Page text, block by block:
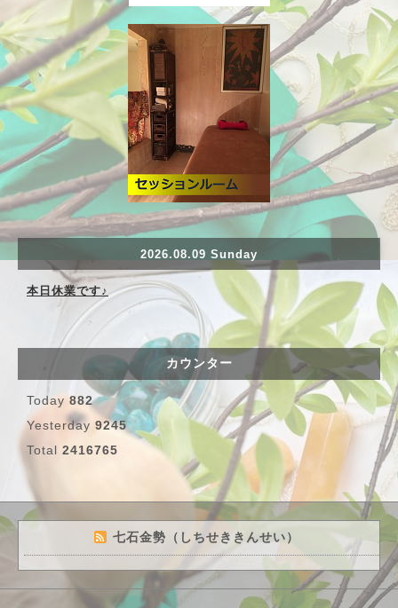
2026.08.09 Sunday
本日休業です♪
カウンター
Today 882
Yesterday 9245
Total 2416765
七石金勢（しちせききんせい）